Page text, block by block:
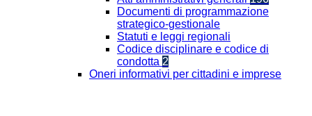
Documenti di programmazione
strategico-gestionale
Statuti e leggi regionali
Codice disciplinare e codice di
condotta 2
Oneri informativi per cittadini e imprese